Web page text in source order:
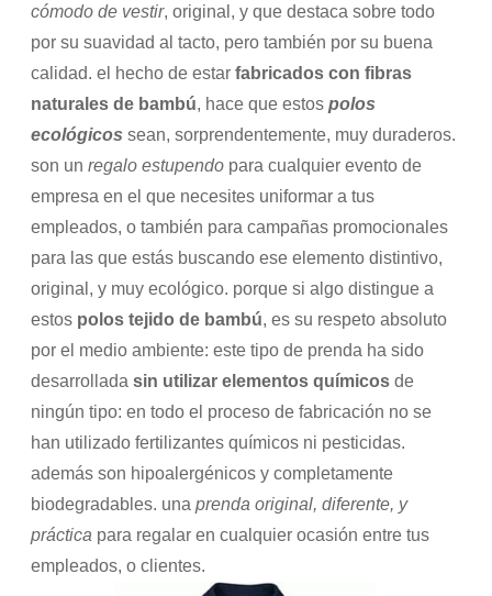
cómodo de vestir, original, y que destaca sobre todo
por su suavidad al tacto, pero también por su buena
calidad. el hecho de estar fabricados con fibras
naturales de bambú, hace que estos polos
ecológicos sean, sorprendentemente, muy duraderos.
son un regalo estupendo para cualquier evento de
empresa en el que necesites uniformar a tus
empleados, o también para campañas promocionales
para las que estás buscando ese elemento distintivo,
original, y muy ecológico. porque si algo distingue a
estos polos tejido de bambú, es su respeto absoluto
por el medio ambiente: este tipo de prenda ha sido
desarrollada sin utilizar elementos químicos de
ningún tipo: en todo el proceso de fabricación no se
han utilizado fertilizantes químicos ni pesticidas.
además son hipoalergénicos y completamente
biodegradables. una prenda original, diferente, y
práctica para regalar en cualquier ocasión entre tus
empleados, o clientes.